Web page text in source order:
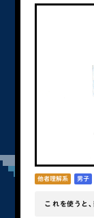
他者理解系 男子
これを使うと